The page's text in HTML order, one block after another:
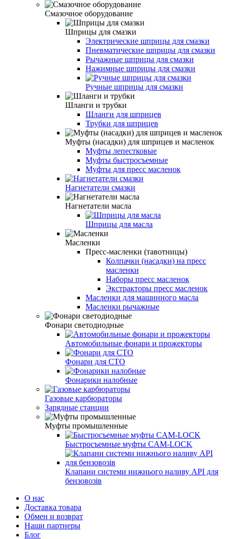
Смазочное оборудование
Шприцы для смазки
Электрические шприцы для смазки
Пневматические шприцы для смазки
Рычажные шприцы для смазки
Нажимные шприцы для смазки
Ручные шприцы для смазки
Шланги и трубки
Шланги для шприцев
Трубки для шприцев
Муфты (насадки) для шприцев и масленок
Муфты лепестковые
Муфты быстросъемные
Муфты для пресс масленок
Нагнетатели смазки
Нагнетатели масла
Шприцы для масла
Масленки
Пресс-масленки (тавотницы)
Колпачки (насадки) на пресс
масленки
Наборы пресс масленок
Экстракторы пресс масленок
Масленки для машинного масла
Масленки рычажные
Фонари светодиодные
Автомобильные фонари и прожекторы
Фонари для СТО
Фонарики налобные
Газовые карбюраторы
Зарядные станции
Муфты промышленные
Быстросъемные муфты CAM-LOCK
Клапани системи нижнього наливу API для
бензовозів
О нас
Доставка товара
Обмен и возврат
Наши партнеры
Блог